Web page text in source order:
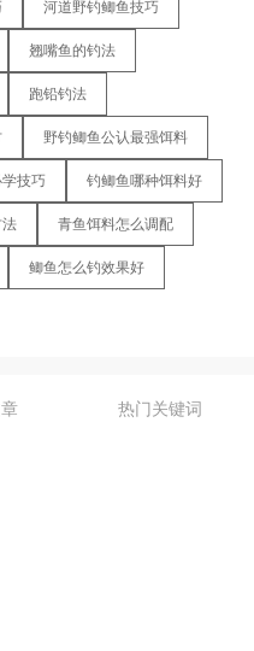
河道野钓鲫鱼技巧
翘嘴鱼的钓法
跑铅钓法
野钓鲫鱼公认最强饵料
技巧 钓鲫鱼哪种饵料好
青鱼饵料怎么调配
鲫鱼怎么钓效果好
热门关键词